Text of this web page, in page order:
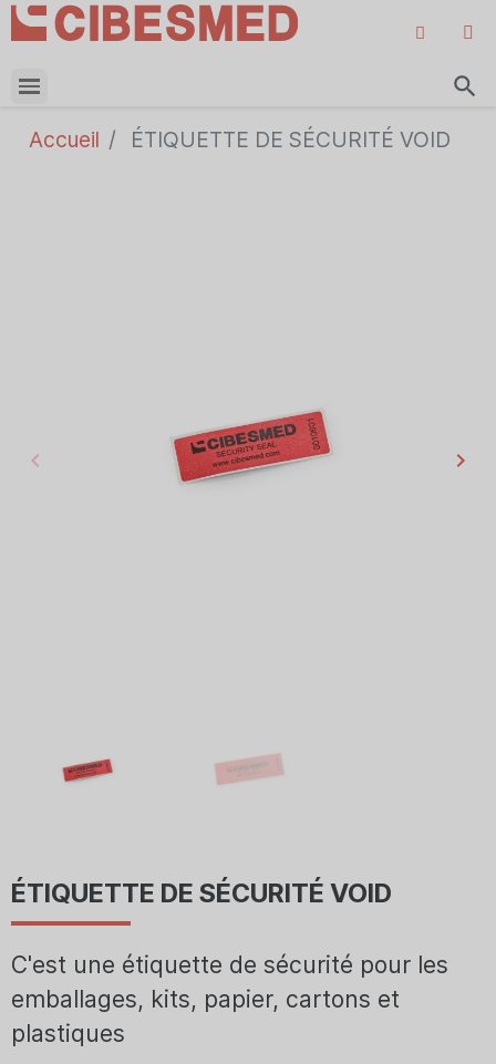
search
Accueil ÉTIQUETTE DE SÉCURITÉ VOID
Précédent
keyboard_arrow_left keyboard_arrow_right
ÉTIQUETTE DE SÉCURITÉ VOID
C'est une étiquette de sécurité pour les
emballages, kits, papier, cartons et
plastiques